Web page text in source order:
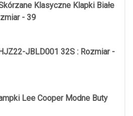
Klasyczne Klapki Białe
- 39
JBLD001 32S : Rozmiar -
Lee Cooper Modne Buty